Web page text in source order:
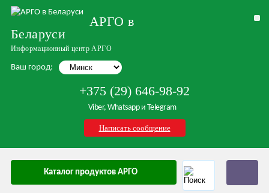
АРГО в
Беларуси
Информационный центр АРГО
Ваш город:
+375 (29) 646-98-92
Viber, Whatsapp и Telegram
Написать сообщение
Каталог продуктов АРГО